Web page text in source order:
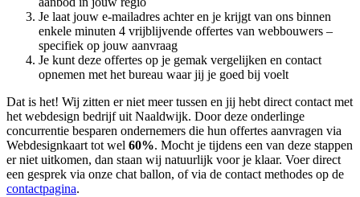
Je laat jouw e-mailadres achter en je krijgt van ons binnen
enkele minuten 4 vrijblijvende offertes van webbouwers –
specifiek op jouw aanvraag
Je kunt deze offertes op je gemak vergelijken en contact
opnemen met het bureau waar jij je goed bij voelt
Dat is het! Wij zitten er niet meer tussen en jij hebt direct contact met
het webdesign bedrijf uit Naaldwijk. Door deze onderlinge
concurrentie besparen ondernemers die hun offertes aanvragen via
Webdesignkaart tot wel 60%. Mocht je tijdens een van deze stappen
er niet uitkomen, dan staan wij natuurlijk voor je klaar. Voer direct
een gesprek via onze chat ballon, of via de contact methodes op de
contactpagina.